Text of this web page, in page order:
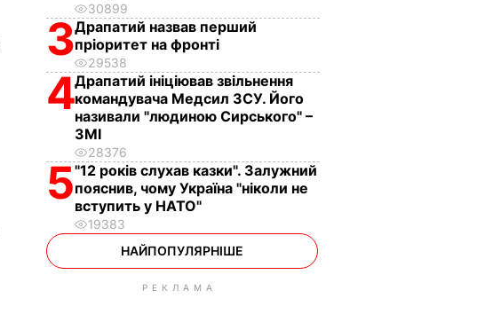
30899
3Драпатий назвав перший
пріоритет на фронті
29538
4Драпатий ініціював звільнення
командувача Медсил ЗСУ. Його
називали "людиною Сирського" –
ЗМІ
28376
5"12 років слухав казки". Залужний
пояснив, чому Україна "ніколи не
вступить у НАТО"
19383
НАЙПОПУЛЯРНІШЕ
РЕКЛАМА